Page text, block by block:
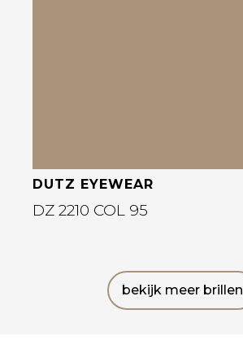
DUTZ EYEWEAR
DZ 2210 COL 95
bekijk meer brillen